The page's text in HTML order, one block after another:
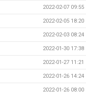
2022-02-07 09:55
2022-02-05 18:20
2022-02-03 08:24
2022-01-30 17:38
2022-01-27 11:21
2022-01-26 14:24
2022-01-26 08:00